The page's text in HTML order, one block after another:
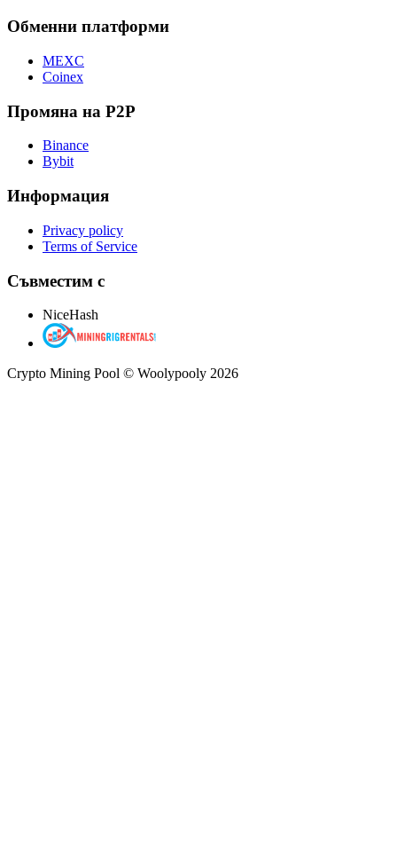
Обменни платформи
MEXC
Coinex
Промяна на P2P
Binance
Bybit
Информация
Privacy policy
Terms of Service
Съвместим с
NiceHash
Crypto Mining Pool © Woolypooly 2026